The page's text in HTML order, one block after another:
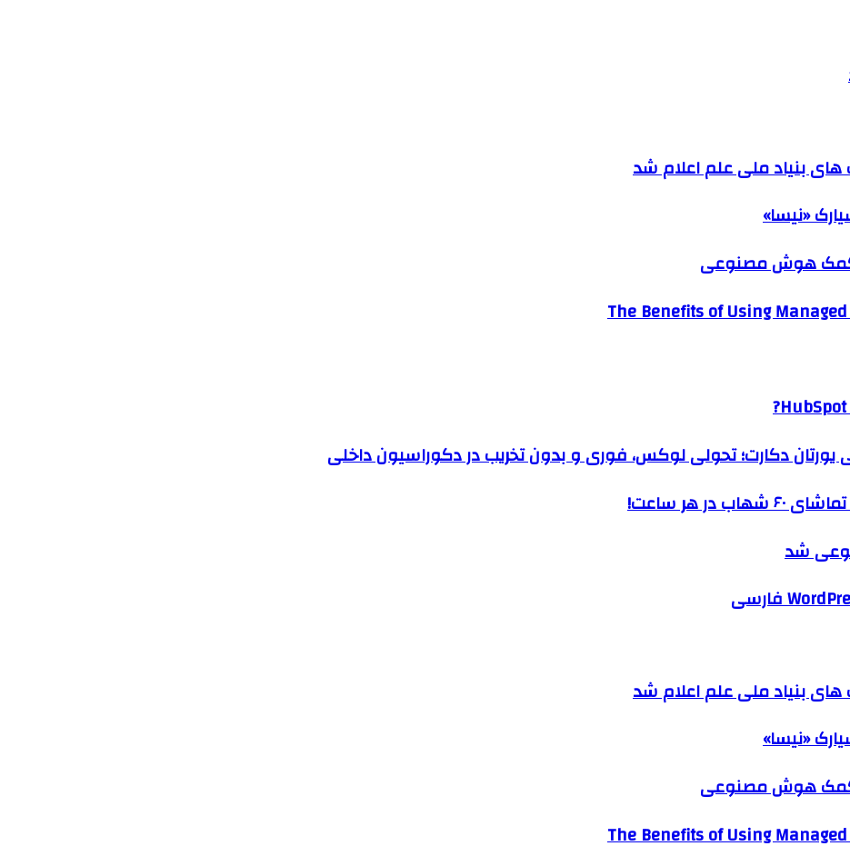
بنیاد ملی علم اعلام شد
«نیسا»
کمک هوش مصنوعی
The Benefits of Using
یورتان دکارت؛ تحولی لوکس، فوری و بدون تخریب در دکوراسیون داخلی
هر ساعت!
شد
بنیاد ملی علم اعلام شد
«نیسا»
کمک هوش مصنوعی
The Benefits of Using